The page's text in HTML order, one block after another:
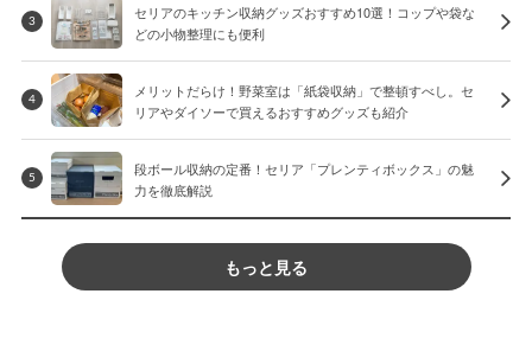
3
セリアのキッチン収納グッズおすすめ10選！コップや袋な
どの小物整理にも便利
4
メリットだらけ！野菜室は「紙袋収納」で整頓すべし。セ
リアやダイソーで買えるおすすめグッズも紹介
5
段ボール収納の定番！セリア「プレンティボックス」の魅
力を徹底解説
もっと見る